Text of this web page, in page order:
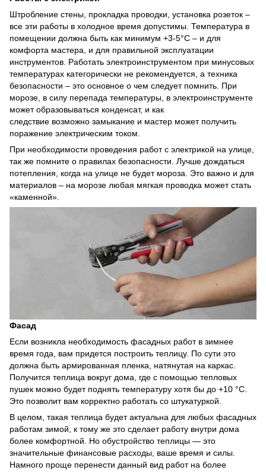
Штробление стены, прокладка проводки, установка розеток –
все эти работы в холодное время допустимы. Температура в
помещении должна быть как минимум +3-5°C – и для
комфорта мастера, и для правильной эксплуатации
инструментов. Работать электроинструментом при минусовых
температурах категорически не рекомендуется, а техника
безопасности – это основное о чем следует помнить. При
морозе, в силу перепада температуры, в электроинструменте
может образовываться конденсат, и как
следствие возможно замыкание и мастер может получить
поражение электрическим током.
При необходимости проведения работ с электрикой на улице,
так же помните о правилах безопасности. Лучше дождаться
потепления, когда на улице не будет мороза. Это важно и для
материалов – на морозе любая мягкая проводка может стать
«каменной».
Фасад
Если возникла необходимость фасадных работ в зимнее
время года, вам придется построить теплицу. По сути это
должна быть армированная пленка, натянутая на каркас.
Получится теплица вокруг дома, где с помощью тепловых
пушек можно будет поднять температуру хотя бы до +10 °C.
Это позволит вам корректно работать со штукатуркой.
В целом, такая теплица будет актуальна для любых фасадных
работам зимой, к тому же это сделает работу внутри дома
более комфортной. Но обустройство теплицы — это
значительные финансовые расходы, ваше время и силы.
Намного проще перенести данный вид работ на более